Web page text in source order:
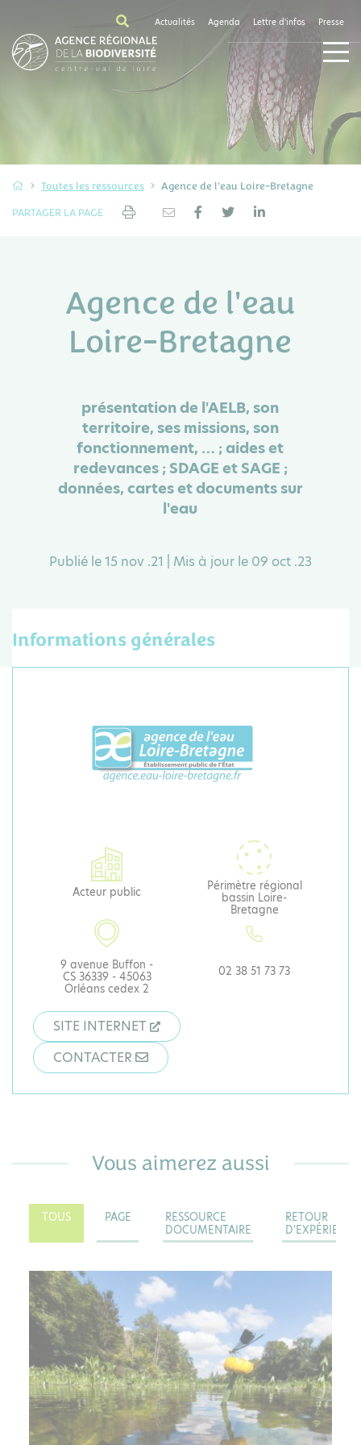
Actualités Agenda Lettre d'infos Presse
Toutes les ressources
Agence de l'eau Loire-Bretagne
PARTAGER LA PAGE
Agence de l'eau
Loire-Bretagne
présentation de l'AELB, son
territoire, ses missions, son
fonctionnement, … ; aides et
redevances ; SDAGE et SAGE ;
données, cartes et documents sur
l'eau
Publié le 15 nov .21 | Mis à jour le 09 oct .23
Informations générales
Acteur public
Périmètre régional
bassin Loire-
Bretagne
9 avenue Buffon -
CS 36339 - 45063
Orléans cedex 2
02 38 51 73 73
SITE INTERNET
CONTACTER
Vous aimerez aussi
TOUS PAGE
RESSOURCE
DOCUMENTAIRE
RETOUR
D'EXPÉRIENCE
Cours d'eau
Le Centre-Val de Loire, s’étend à cheval sur deux
bassins versants : le bassin Loire-Bretagne (80%)
et le bassin Seine-Normandie (20%).